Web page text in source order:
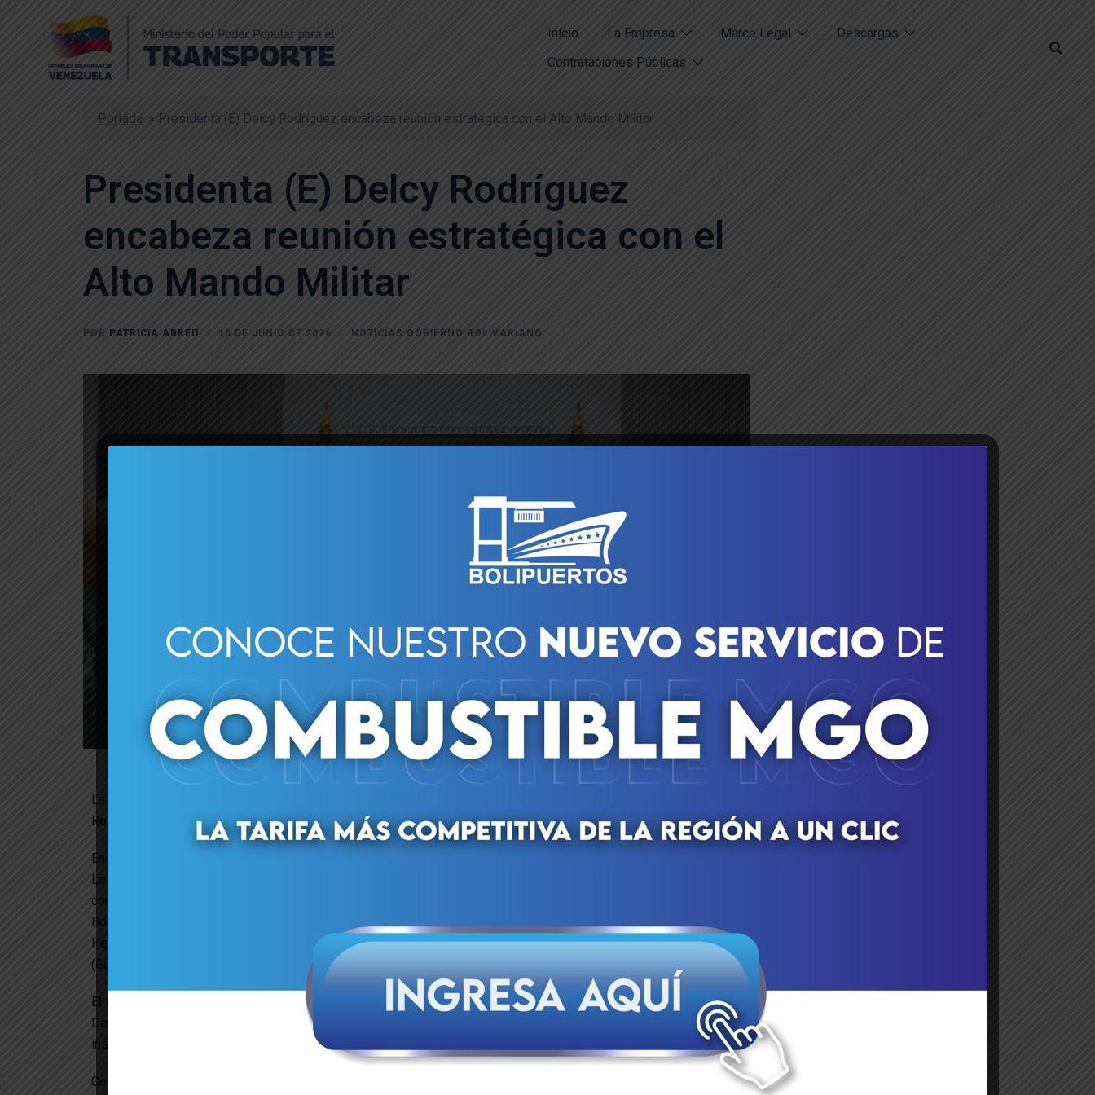
Inicio La Empresa Marco Legal
Descargas
Contrataciones Públicas
Portada » Presidenta (E) Delcy Rodríguez encabeza reunión estratégica con el Alto Mando Militar
Presidenta (E) Delcy Rodríguez
encabeza reunión estratégica con el
Alto Mando Militar
POR PATRICIA ABREU 10 DE JUNIO DE 2026 NOTICIAS GOBIERNO BOLIVARIANO
La presidenta encargada y comandante en jefe de la Fuerza Armada Nacional Bolivariana (FANB), Delcy
Rodríguez, sostiene un encuentro con las máximas autoridades del cuerpo castrense nacional.
En la jornada están presentes el ministro del Poder Popular para la Defensa, General en Jefe Gustavo González
López, junto al comandante estratégico operacional de la FANB, Mayor General Rafael David Prieto Martínez, y los
comandantes generales de los distintos componentes: el Mayor General Ruben Dario Belzares Escobar (Ejército
Bolivariano), el Almirante Jorge Alejandro Agüero Montes (Armada Bolivariana), el Mayor General Royman Antonio
Hernández Briceño (Aviación Militar Bolivariana), el Mayor General Juan Ernesto Sulbarán Quintero
(Guardia Nacional Bolivariana) y el Mayor General Nayade Lockiby Belmonte (Milicia Bolivariana).
El encuentro es propicio para hacer un riguroso seguimiento al Plan de 100 Días para la Operatividad Integral y la
Doctrina Militar, consolidando el apresto operacional bajo la doctrina bolivariana como pilar fundamental de la
institución armada.
Con estas acciones estratégicas enfocadas en la seguridad y la defensa integral, la nación se consolida como un